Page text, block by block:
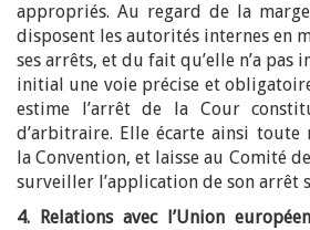
appropriés. Au regard de la
disposent les autorités internes en
ses arrêts, et du fait qu’elle n’a pas
initial une voie précise et
estime l’arrêt de la Cour
d’arbitraire. Elle écarte ainsi
la Convention, et laisse au Comité
surveiller l’application de son arrêt
4. Relations avec l’Union